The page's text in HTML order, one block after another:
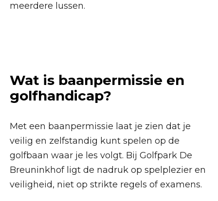
meerdere lussen.
Wat is baanpermissie en
golfhandicap?
Met een baanpermissie laat je zien dat je
veilig en zelfstandig kunt spelen op de
golfbaan waar je les volgt. Bij Golfpark De
Breuninkhof ligt de nadruk op spelplezier en
veiligheid, niet op strikte regels of examens.